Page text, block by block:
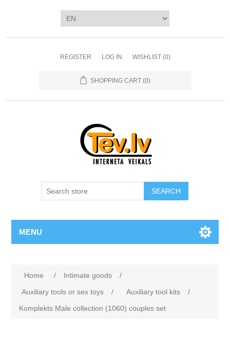
REGISTER LOG IN WISHLIST (0)
SHOPPING CART (0)
SEARCH
MENU
Home / Intimate goods
/
Auxiliary tools or sex toys
/ Auxiliary tool kits
/
Komplekts Male collection (1060) couples set